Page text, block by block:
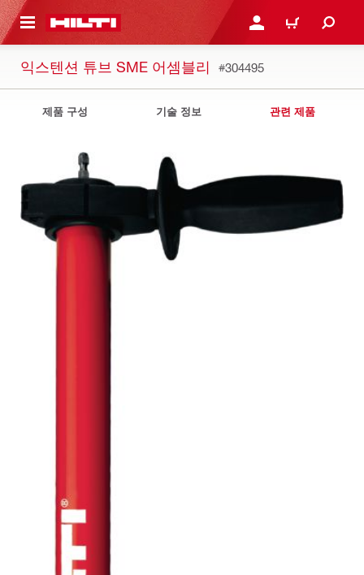
으로 건너뛰기 로그인 또는 회원가입
장바구니
익스텐션 튜브 SME 어셈블리 #304495
제품 구성 기술 정보 관련 제품